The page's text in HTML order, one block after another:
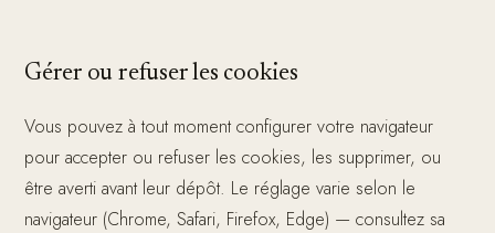
Gérer ou refuser les cookies
Vous pouvez à tout moment configurer votre navigateur
pour accepter ou refuser les cookies, les supprimer, ou
être averti avant leur dépôt. Le réglage varie selon le
navigateur (Chrome, Safari, Firefox, Edge) — consultez sa